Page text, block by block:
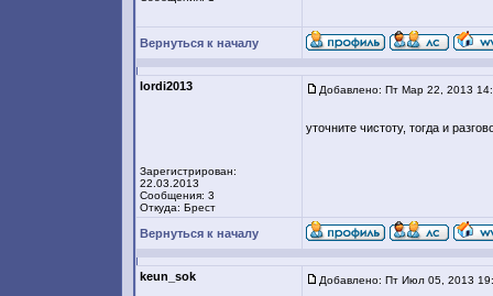
Вернуться к началу
lordi2013
Зарегистрирован:
22.03.2013
Сообщения: 3
Откуда: Брест
Добавлено: Пт Мар 22, 2013
уточните чистоту, тогда и
Вернуться к началу
keun_sok Добавлено: Пт Июл 05, 2013